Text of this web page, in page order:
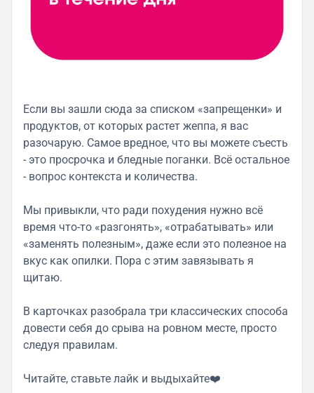
Если вы зашли сюда за списком «запрещенки» и
продуктов, от которых растет жеппа, я вас
разочарую. Самое вредное, что вы можете съесть
- это просрочка и бледные поганки. Всё остальное
- вопрос контекста и количества.
Мы привыкли, что ради похудения нужно всё
время что-то «разгонять», «отрабатывать» или
«заменять полезным», даже если это полезное на
вкус как опилки. Пора с этим завязывать я
щитаю.
В карточках разобрала три классических способа
довести себя до срыва на ровном месте, просто
следуя правилам.
Читайте, ставьте лайк и выдыхайте❤️